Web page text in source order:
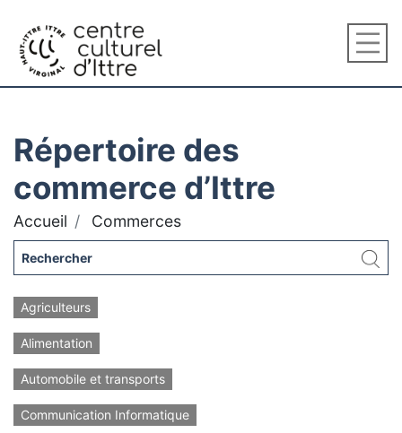
Répertoire des
commerce d’Ittre
Accueil Commerces
Agriculteurs
Alimentation
Automobile et transports
Communication Informatique